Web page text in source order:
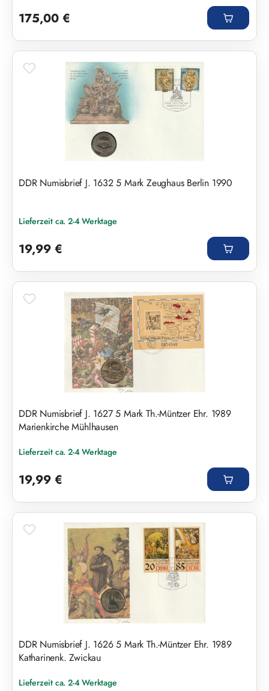
175,00 €
DDR Numisbrief J. 1632 5 Mark Zeughaus Berlin 1990
Lieferzeit ca. 2-4 Werktage
19,99 €
DDR Numisbrief J. 1627 5 Mark Th.-Müntzer Ehr. 1989
Marienkirche Mühlhausen
Lieferzeit ca. 2-4 Werktage
19,99 €
DDR Numisbrief J. 1626 5 Mark Th.-Müntzer Ehr. 1989
Katharinenk. Zwickau
Lieferzeit ca. 2-4 Werktage